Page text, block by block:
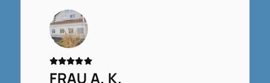
stets schnellen Rückmeldungen,
sodass das gesamte Verfahren doch
relativ schnell und gut abgeschlossen
werden konnte. Ich werde Sie und das
Team von WITTERMANNS gerne
FRAU A. K.